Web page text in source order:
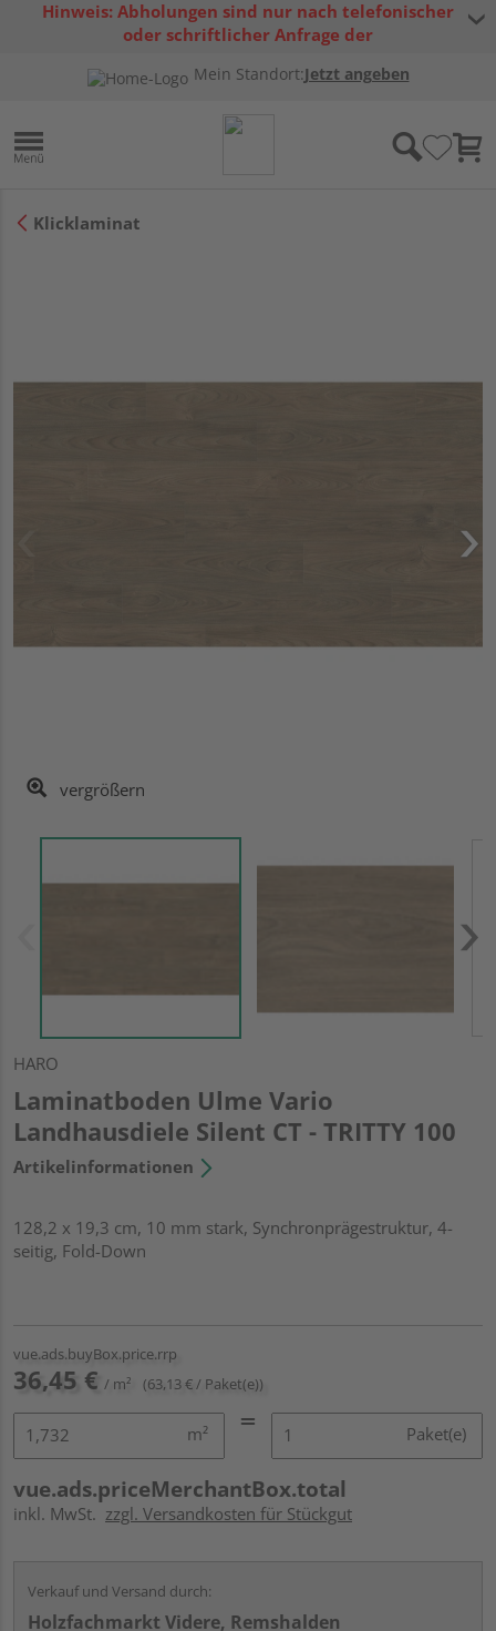
Hinweis: Abholungen sind nur nach telefonischer
oder schriftlicher Anfrage der
Mein Standort:Jetzt angeben
Klicklaminat
vergrößern
HARO
Laminatboden Ulme Vario
Landhausdiele Silent CT - TRITTY 100
Artikelinformationen
128,2 x 19,3 cm, 10 mm stark, Synchronprägestruktur, 4-
seitig, Fold-Down
vue.ads.buyBox.price.rrp
36,45 € / m² (63,13 € / Paket(e))
m² Paket(e)
vue.ads.priceMerchantBox.total
inkl. MwSt. zzgl. Versandkosten für Stückgut
Verkauf und Versand durch:
Holzfachmarkt Videre, Remshalden